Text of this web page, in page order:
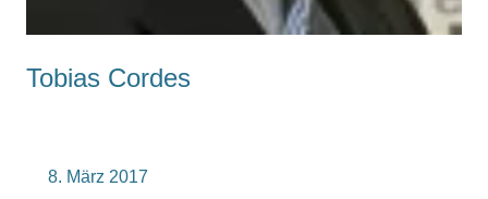
Tobias Cordes
8. März 2017